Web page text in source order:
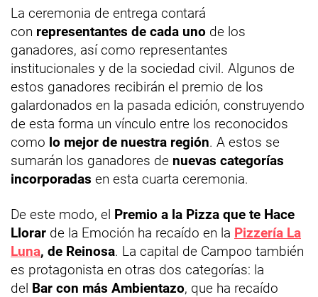
La ceremonia de entrega contará
con representantes de cada uno de los
ganadores, así como representantes
institucionales y de la sociedad civil. Algunos de
estos ganadores recibirán el premio de los
galardonados en la pasada edición, construyendo
de esta forma un vínculo entre los reconocidos
como lo mejor de nuestra región. A estos se
sumarán los ganadores de nuevas categorías
incorporadas en esta cuarta ceremonia.
De este modo, el Premio a la Pizza que te Hace
Llorar de la Emoción ha recaído en la Pizzería La
Luna, de Reinosa. La capital de Campoo también
es protagonista en otras dos categorías: la
del Bar con más Ambientazo, que ha recaído